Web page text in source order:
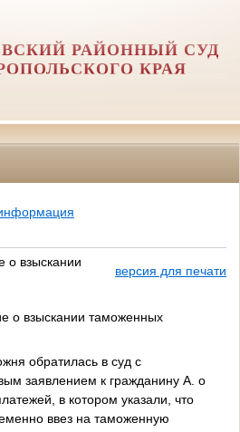
РАЙОННЫЙ СУД
КРАЯ
о взыскании
версия для печати
о взыскании таможенных
обратилась в суд с
заявлением к гражданину А. о
в котором указали, что
ввез на таможенную